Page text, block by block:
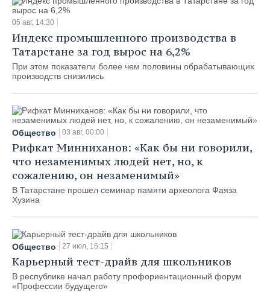
05 авг, 14:30
Индекс промышленного производства в
Татарстане за год вырос на 6,2%
При этом показатели более чем половины обрабатывающих
производств снизились
Общество 03 авг, 00:00
Рифкат Минниханов: «Как бы ни говорили,
что незаменимых людей нет, но, к
сожалению, он незаменимый»
В Татарстане прошел семинар памяти археолога Фаяза
Хузина
Общество 27 июл, 16:15
Карьерный тест-драйв для школьников
В республике начал работу профориентационный форум
«Профессии будущего»